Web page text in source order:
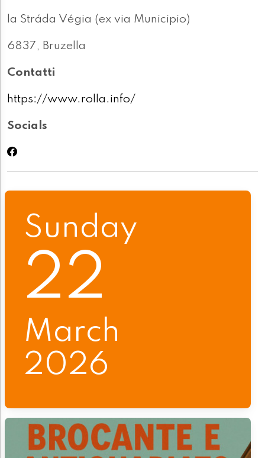
la Stráda Végia (ex via Municipio)
6837, Bruzella
Contatti
https://www.rolla.info/
Socials
Sunday
22
March
2026